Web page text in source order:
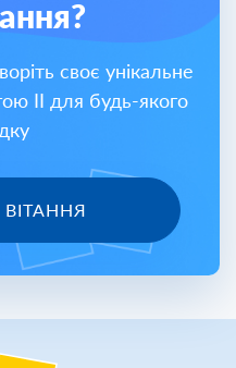
своє унікальне
ІІ для будь-якого